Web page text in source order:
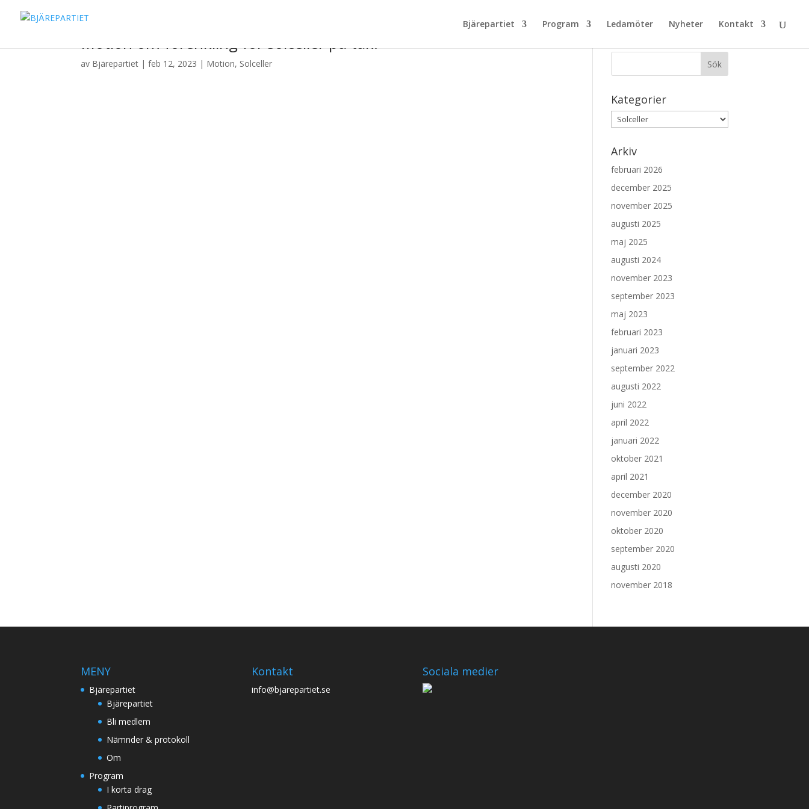
Bjärepartiet Program Ledamöter Nyheter Kontakt
Motion om förenkling för solceller på tak.
av Bjärepartiet |feb 12, 2023 | Motion, Solceller
Kategorier
Kategorier
Arkiv
februari 2026
december 2025
november 2025
augusti 2025
maj 2025
augusti 2024
november 2023
september 2023
maj 2023
februari 2023
januari 2023
september 2022
augusti 2022
juni 2022
april 2022
januari 2022
oktober 2021
april 2021
december 2020
november 2020
oktober 2020
september 2020
augusti 2020
november 2018
MENY
Bjärepartiet
Bjärepartiet
Bli medlem
Nämnder & protokoll
Om
Program
I korta drag
Kontakt
info@bjarepartiet.se
Sociala medier